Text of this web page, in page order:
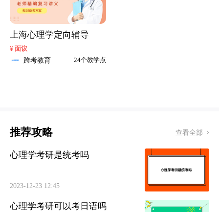
上海心理学定向辅导
¥ 面议
跨考教育 24个教学点
推荐攻略 查看全部
心理学考研是统考吗
2023-12-23 12:45
心理学考研可以考日语吗